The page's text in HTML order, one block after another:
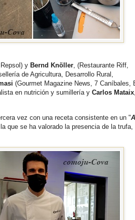
y Bernd Knöller, (Restaurante Riff,
de Agricultura, Desarrollo Rural,
(Gourmet Magazine News, 7 Caníbales,
en nutrición y sumillería y Carlos Mataix,
vez con una receta consistente en un "
que se ha valorado la presencia de la trufa,